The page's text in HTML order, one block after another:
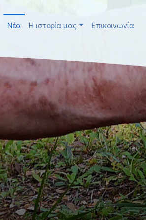
Νέα H ιστορία μας Επικοινωνία